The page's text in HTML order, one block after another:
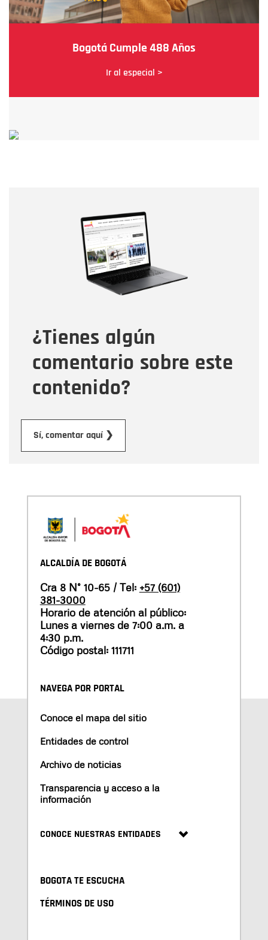
Bogotá Cumple 488 Años
Ir al especial >
¿Tienes algún
comentario sobre este
contenido?
Sí, comentar aquí ❯
Correo electrónico
Tipo de comentario
Mensaje
ALCALDÍA DE BOGOTÁ
Cra 8 N° 10-65 / Tel: +57 (601)
381-3000
Horario de atención al público:
Lunes a viernes de 7:00 a.m. a
4:30 p.m.
Código postal: 111711
NAVEGA POR PORTAL
Conoce el mapa del sitio
Entidades de control
Archivo de noticias
Transparencia y acceso a la
información
CONOCE NUESTRAS ENTIDADES
BOGOTA TE ESCUCHA
TÉRMINOS DE USO